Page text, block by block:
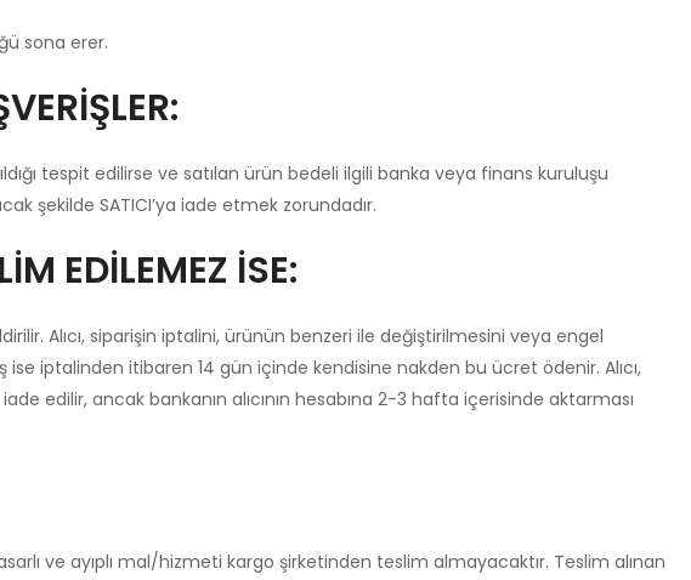
sona erer.
tespit edilirse ve satılan ürün bedeli ilgili banka veya finans kuruluşu
şekilde SATICI’ya iade etmek zorundadır.
EDİLEMEZ İSE:
Alıcı, siparişin iptalini, ürünün benzeri ile değiştirilmesini veya engel
iptalinden itibaren 14 gün içinde kendisine nakden bu ücret ödenir. Alıcı,
edilir, ancak bankanın alıcının hesabına 2-3 hafta içerisinde aktarması
ve ayıplı mal/hizmeti kargo şirketinden teslim almayacaktır. Teslim alınan